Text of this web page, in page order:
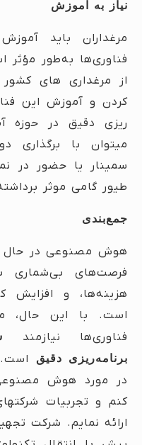
نیاز به آموزش
مرغداران باید
فناوری‌ها به‌طور
از مرغداری های
کردن و آموزش این
ریزی دقیق در حوزه
میتوان با
سمینار یا حضور در
طیور گامی موثر
جمع‌بندی
هوش مصنوعی در حال
فرصت‌های بی‌شماری
هزینه‌ها، و افزایش
است. با این حال،
فناوری‌ها نیازمند
برنامه‌ریزی دقیق
در مورد هوش مصنوعی
کنم و تجربیات
ارائه نمایم. شرکت